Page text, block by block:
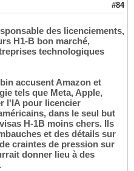
#84
des licenciements,
H1-B bon marché,
technologiques
accusent Amazon et
tels que Meta, Apple,
l'IA pour licencier
dans le seul but
H-1B moins chers. Ils
et des détails sur
craintes de pression sur
donner lieu à des